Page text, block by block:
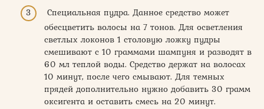
Специальная пудра. Данное средство может
обесцветить волосы на 7 тонов. Для осветления
светлых локонов 1 столовую ложку пудры
смешивают с 10 граммами шампуня и разводят в
60 мл теплой воды. Средство держат на волосах
10 минут, после чего смывают. Для темных
прядей дополнительно нужно добавить 30 грамм
оксигента и оставить смесь на 20 минут.